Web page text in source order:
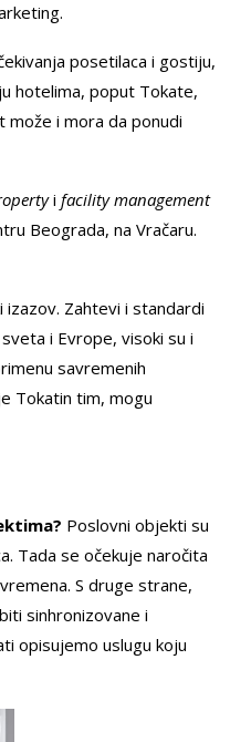
posetilaca i gostiju,
hotelima, poput Tokate,
može i mora da ponudi
i facility management
Beograda, na Vračaru.
Zahtevi i standardi
i Evrope, visoki su i
savremenih
Tokatin tim, mogu
Poslovni objekti su
Tada se očekuje naročita
S druge strane,
sinhronizovane i
opisujemo uslugu koju